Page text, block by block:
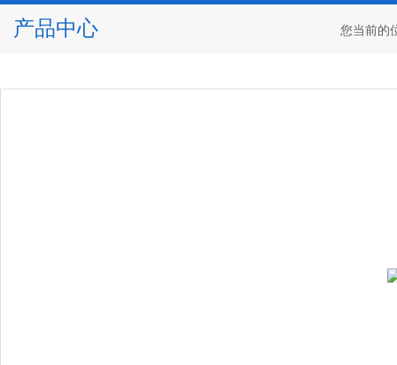
产品中心 您当前的